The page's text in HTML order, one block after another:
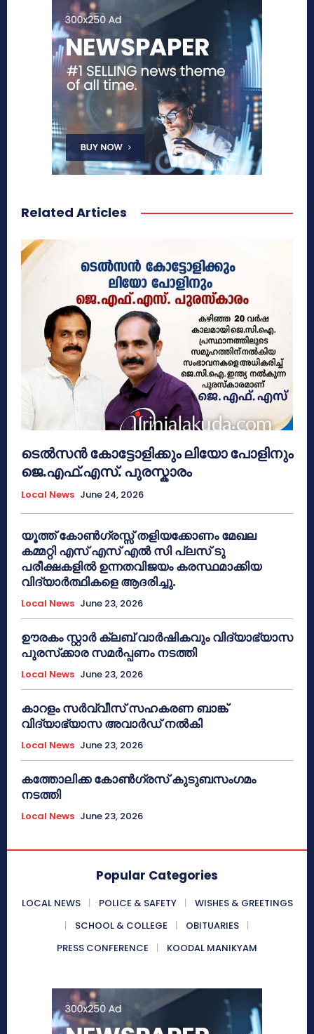
Related Articles
ടെൽസൻ കോട്ടോളിക്കും ലിയോ പോളിനും
ജെ.എഫ്.എസ്. പുരസ്കാരം
Local News June 24, 2026
യൂത്ത് കോൺഗ്രസ്സ് തളിയക്കോണം മേഖല
കമ്മറ്റി എസ് എസ് എൽ സി പ്ലസ് ടു
പരീക്ഷകളിൽ ഉന്നതവിജയം കരസ്ഥമാക്കിയ
വിദ്യാർത്ഥികളെ ആദരിച്ചു.
Local News June 23, 2026
ഊരകം സ്റ്റാർ ക്ലബ് വാർഷികവും വിദ്യാഭ്യാസ
പുരസ്‌ക്കാര സമർപ്പണം നടത്തി
Local News June 23, 2026
കാറളം സർവ്വീസ് സഹകരണ ബാങ്ക്
വിദ്യാഭ്യാസ അവാർഡ് നൽകി
Local News June 23, 2026
കത്തോലിക്ക കോൺഗ്രസ് കുടുബസംഗമം
നടത്തി
Local News June 23, 2026
Popular Categories
LOCAL NEWS POLICE & SAFETY
WISHES & GREETINGS
SCHOOL & COLLEGE
OBITUARIES
PRESS CONFERENCE
KOODAL MANIKYAM